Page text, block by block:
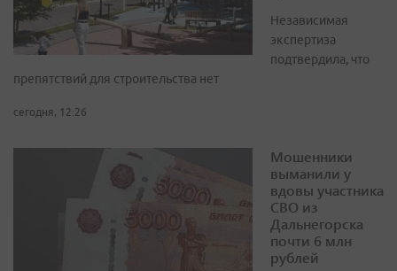
Независимая
экспертиза
подтвердила, что
препятствий для строительства нет
сегодня, 12:26
Мошенники
выманили у
вдовы участника
СВО из
Дальнегорска
почти 6 млн
рублей